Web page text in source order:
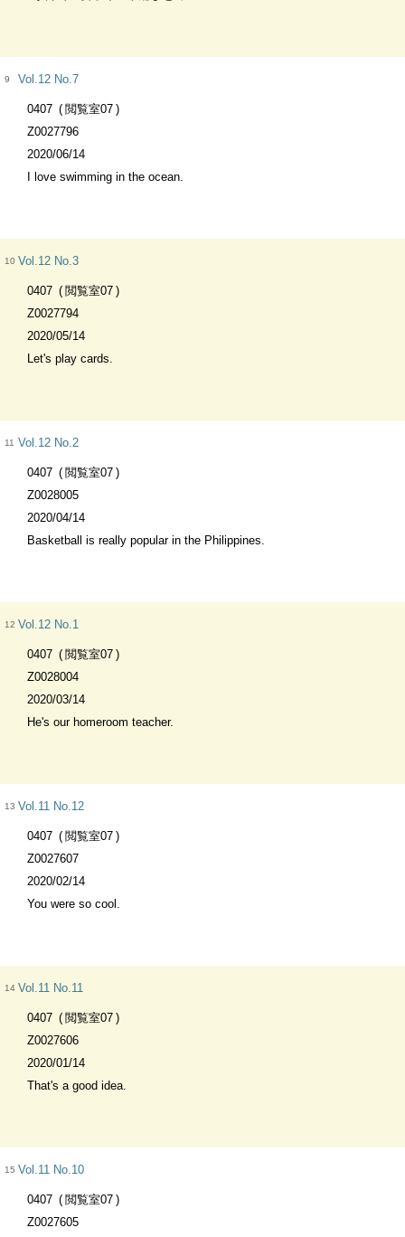
9 Vol.12 No.7
0407
閲覧室07
Z0027796
2020/06/14
I love swimming in the ocean.
10 Vol.12 No.3
0407
閲覧室07
Z0027794
2020/05/14
Let's play cards.
11 Vol.12 No.2
0407
閲覧室07
Z0028005
2020/04/14
Basketball is really popular in the Philippines.
12 Vol.12 No.1
0407
閲覧室07
Z0028004
2020/03/14
He's our homeroom teacher.
13 Vol.11 No.12
0407
閲覧室07
Z0027607
2020/02/14
You were so cool.
14 Vol.11 No.11
0407
閲覧室07
Z0027606
2020/01/14
That's a good idea.
15 Vol.11 No.10
0407
閲覧室07
Z0027605